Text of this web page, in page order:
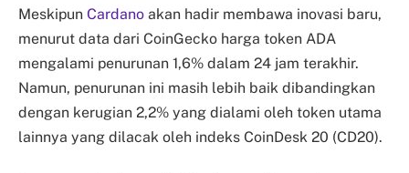
Meskipun Cardano akan hadir membawa inovasi baru,
menurut data dari CoinGecko harga token ADA
mengalami penurunan 1,6% dalam 24 jam terakhir.
Namun, penurunan ini masih lebih baik dibandingkan
dengan kerugian 2,2% yang dialami oleh token utama
lainnya yang dilacak oleh indeks CoinDesk 20 (CD20).